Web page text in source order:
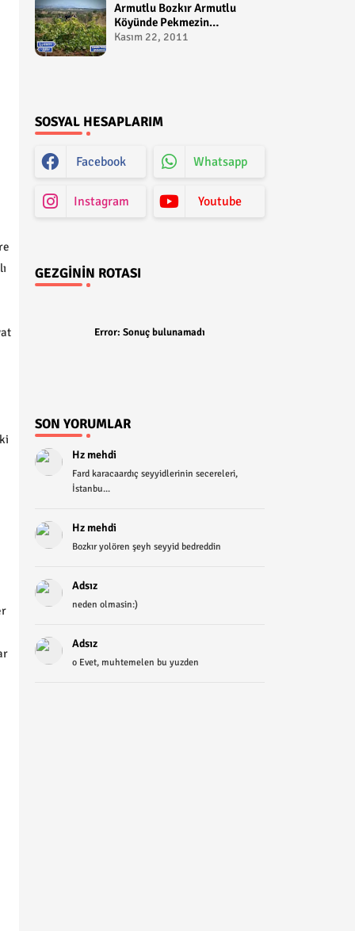
Armutlu Bozkır Armutlu
Köyünde Pekmezin
Hikayesi:Gezen Bilir Kontv
Kasım 22, 2011
SOSYAL HESAPLARIM
Facebook Whatsapp
Instagram Youtube
GEZGININ ROTASI
Error: Sonuç bulunamadı
SON YORUMLAR
Hz mehdi
Fard karacaardıç seyyidlerinin secereleri,
İstanbu...
Hz mehdi
Bozkır yolören şeyh seyyid bedreddin
Adsız
neden olmasin:)
Adsız
o Evet, muhtemelen bu yuzden